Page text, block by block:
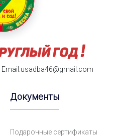
Email:usadba46@gmail.com
Документы
Подарочные сертификаты